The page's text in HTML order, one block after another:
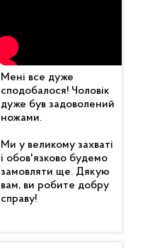
Мені все дуже
сподобалося! Чоловік
дуже був задоволений
ножами.
Ми у великому захваті
і обов'язково будемо
замовляти ще. Дякую
вам, ви робите добру
справу!